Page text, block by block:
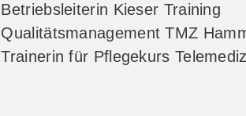
Betriebsleiterin Kieser Training
Qualitätsmanagement TMZ
Trainerin für Pflegekurs